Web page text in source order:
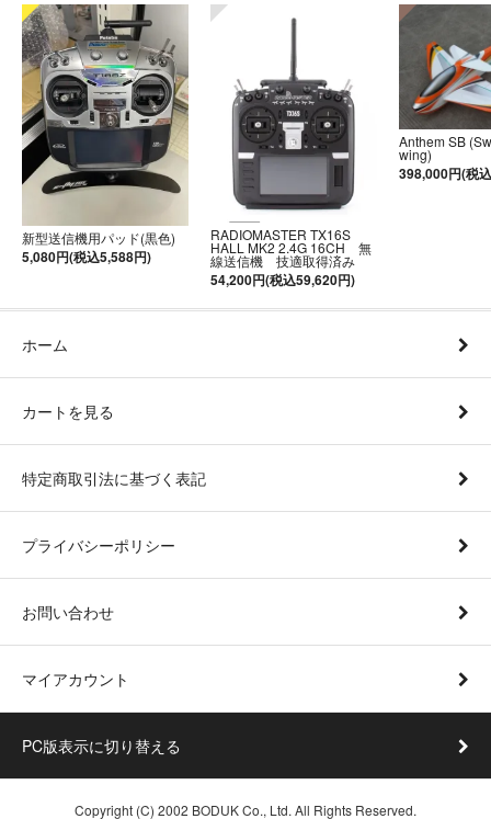
新型送信機用パッド(黒色)
5,080円(税込5,588円)
RADIOMASTER TX16S
HALL MK2 2.4G 16CH 無
線送信機 技適取得済み
54,200円(税込59,620円)
Anthem SB
wing)
398,000円(税
ホーム
カートを見る
特定商取引法に基づく表記
プライバシーポリシー
お問い合わせ
マイアカウント
PC版表示に切り替える
Copyright (C) 2002 BODUK Co., Ltd. All Rights Reserved.